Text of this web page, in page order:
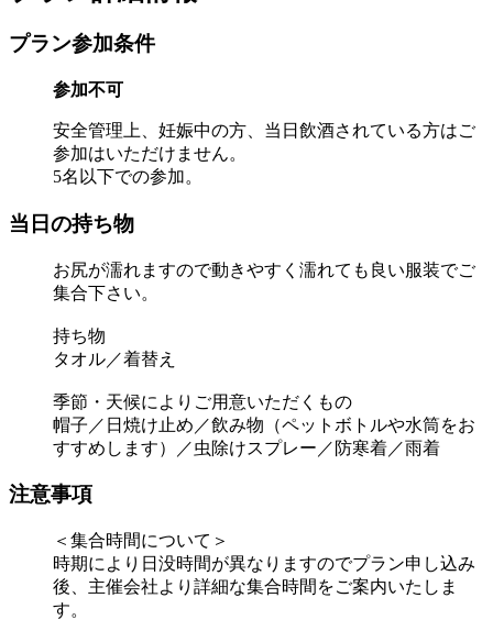
プラン参加条件
参加不可
安全管理上、妊娠中の方、当日飲酒されている方はご
参加はいただけません。
5名以下での参加。
当日の持ち物
お尻が濡れますので動きやすく濡れても良い服装でご
集合下さい。
持ち物
タオル／着替え
季節・天候によりご用意いただくもの
帽子／日焼け止め／飲み物（ペットボトルや水筒をお
すすめします）／虫除けスプレー／防寒着／雨着
注意事項
＜集合時間について＞
時期により日没時間が異なりますのでプラン申し込み
後、主催会社より詳細な集合時間をご案内いたしま
す。